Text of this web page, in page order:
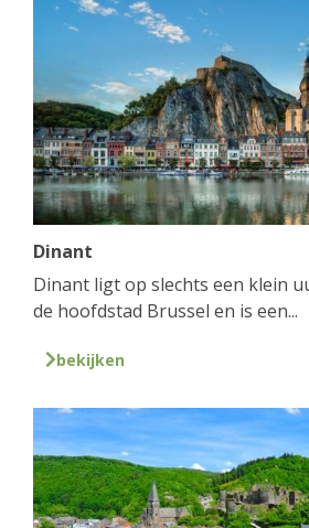
Dinant
Dinant ligt op slechts een klein
de hoofdstad Brussel en is een...
bekijken